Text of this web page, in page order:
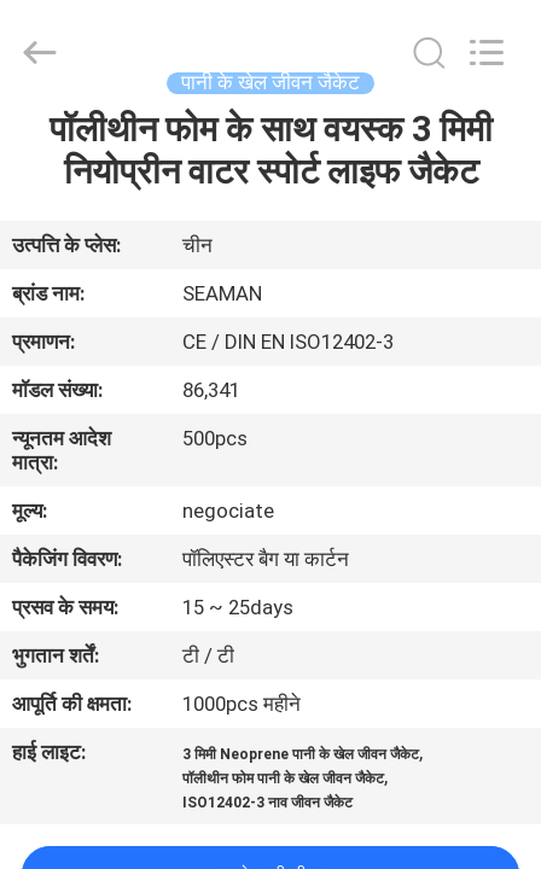
वीडियो
हमारे
बारे
में
कारखाना
भ्रमण
गुणवत्ता
नियंत्रण
COMPANY
Marine
Co.,Ltd..
पानी के खेल जीवन जैकेट
पॉलीथीन फोम के साथ वयस्क 3 मिमी
नियोप्रीन वाटर स्पोर्ट लाइफ जैकेट
उत्पत्ति के प्लेस:
चीन
ब्रांड नाम:
SEAMAN
प्रमाणन:
CE / DIN EN ISO12402-3
मॉडल संख्या:
86,341
न्यूनतम आदेश
मात्रा:
500pcs
मूल्य:
negociate
पैकेजिंग विवरण:
पॉलिएस्टर बैग या कार्टन
प्रसव के समय:
15 ~ 25days
भुगतान शर्तें:
टी / टी
आपूर्ति की क्षमता:
1000pcs महीने
हाई लाइट:
3 मिमी Neoprene पानी के खेल जीवन जैकेट,
पॉलीथीन फोम पानी के खेल जीवन जैकेट,
ISO12402-3 नाव जीवन जैकेट